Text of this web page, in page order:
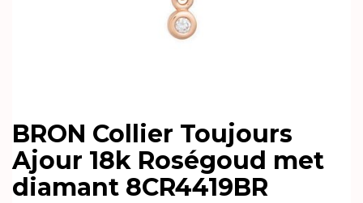
BRON Collier Toujours
Ajour 18k Roségoud met
diamant 8CR4419BR